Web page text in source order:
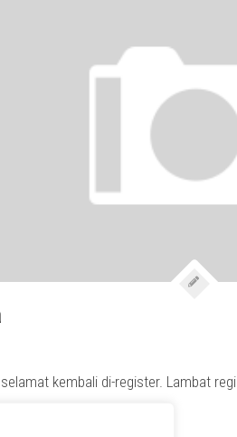
kembali di-register. Lambat